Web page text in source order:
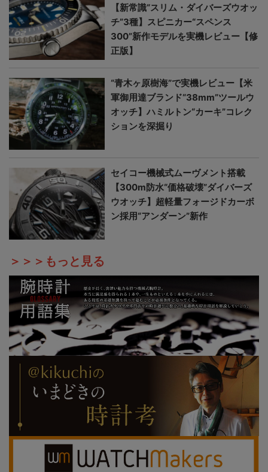
【新常識“スリム・ダイバーズウオッ
チ”3種】スピニカー“スペンス
300”新作モデルを実機レビュー【修
正版】
“青木ヶ原樹海”で実機レビュー【米
軍御用達ブランド“38mm”ツールウ
オッチ】ハミルトン“カーキ”コレク
ションを深掘り
セイコー機械式ムーヴメント搭載
【300m防水“価格破壊”ダイバーズ
ウオッチ】超軽量フォージドカーボ
ン採用“アンダーン”新作
＞＞＞もっと見る